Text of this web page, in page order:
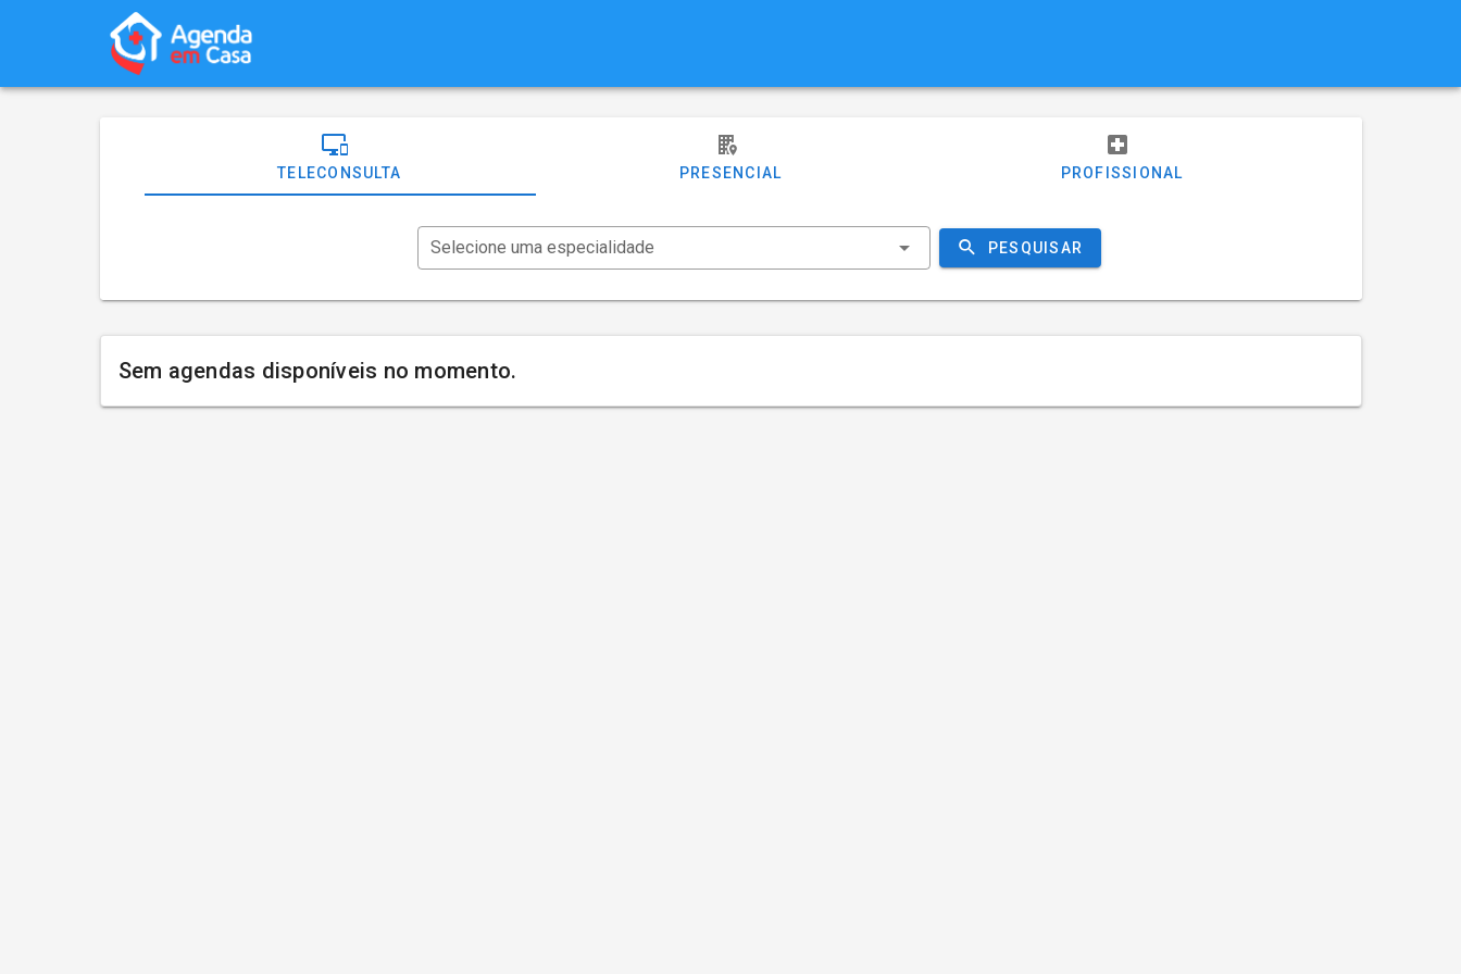
TELECONSULTA PRESENCIAL PROFISSIONAL
Selecione uma especialidade PESQUISAR
Sem agendas disponíveis no momento.